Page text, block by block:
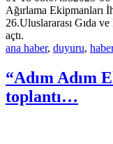
Ağırlama Ekipmanları
26.Uluslararası Gıda
açtı.
ana haber, duyuru,
“Adım Adım
toplantı…